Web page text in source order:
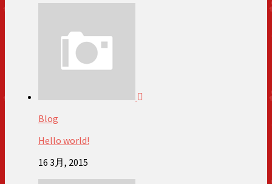
Blog
Hello world!
16 3月, 2015